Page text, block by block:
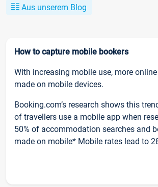
Aus unserem Blog
How to capture mobile bookers
With increasing mobile use, more
made on mobile devices.
Booking.com’s research shows this
of travellers use a mobile app when
50% of accommodation searches and
made on mobile* Mobile rates lead to